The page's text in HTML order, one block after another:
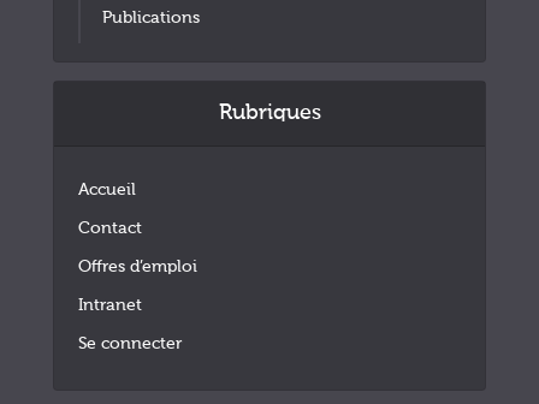
Publications
Rubriques
Accueil
Contact
Offres d’emploi
Intranet
Se connecter